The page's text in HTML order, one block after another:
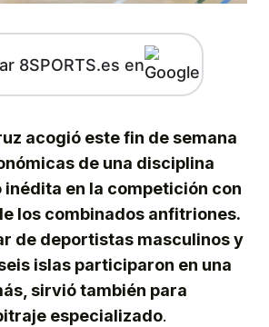
8SPORTS.es en
acogió este fin de semana
de una disciplina
inédita en la competición con
los combinados anfitriones.
de deportistas masculinos y
islas participaron en una
sirvió también para
especializado.